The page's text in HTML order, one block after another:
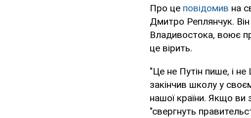
Про це повідомив на
Дмитро Реплянчук. Він
Владивостока, воює
це вірить.
"Це не Путін пише, і
закінчив школу у
нашої країни. Якщо ви
"свергнуть